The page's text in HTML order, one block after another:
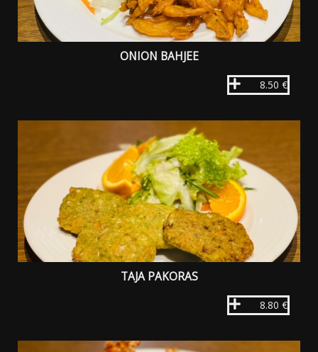
ONION BAHJEE
8.50 €
TAJA PAKORAS
8.80 €